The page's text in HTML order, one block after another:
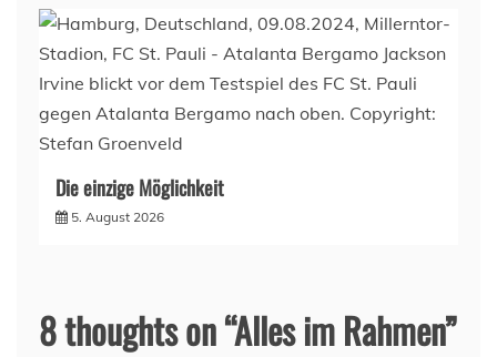
Die einzige Möglichkeit
5. August 2026
8 thoughts on “Alles im Rahmen”